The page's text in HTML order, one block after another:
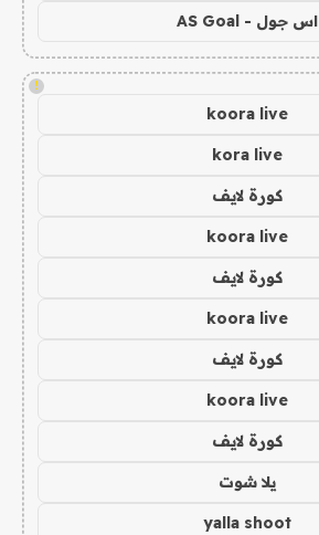
اس جول - AS Goal
!
koora live
kora live
كورة لايف
koora live
كورة لايف
koora live
كورة لايف
koora live
كورة لايف
يلا شوت
yalla shoot